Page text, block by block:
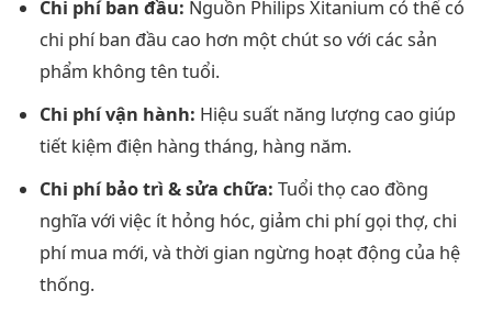
Chi phí ban đầu: Nguồn Philips Xitanium có thể có
chi phí ban đầu cao hơn một chút so với các sản
phẩm không tên tuổi.
Chi phí vận hành: Hiệu suất năng lượng cao giúp
tiết kiệm điện hàng tháng, hàng năm.
Chi phí bảo trì & sửa chữa: Tuổi thọ cao đồng
nghĩa với việc ít hỏng hóc, giảm chi phí gọi thợ, chi
phí mua mới, và thời gian ngừng hoạt động của hệ
thống.